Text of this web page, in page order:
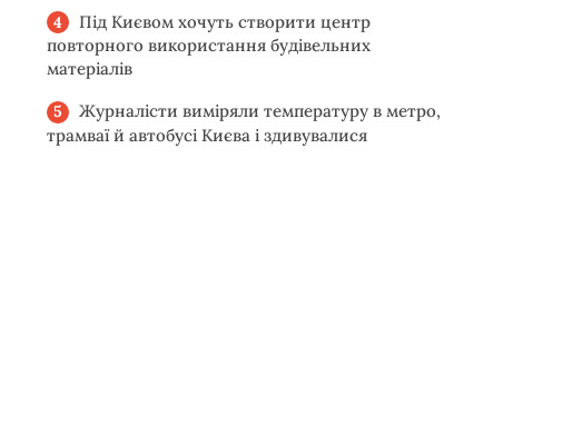
Під Києвом хочуть створити центр
повторного використання будівельних
матеріалів
Журналісти виміряли температуру в метро,
трамваї й автобусі Києва і здивувалися